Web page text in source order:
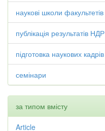
наукові школи факультетів
публікація результатів НДР
підготовка наукових кадрів
семінари
за типом вмісту
Article